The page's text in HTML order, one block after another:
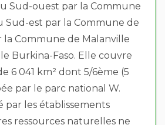
Sud-ouest par la Commune
Sud-est par la Commune de
la Commune de Malanville
Burkina-Faso. Elle couvre
6 041 km² dont 5/6ème (5
par le parc national W.
par les établissements
ressources naturelles ne